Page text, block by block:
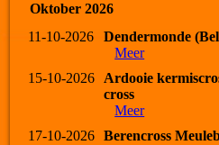
Oktober 2026
11-10-2026
Dendermonde
Meer
15-10-2026
Ardooie
cross
Meer
17-10-2026
Berencross